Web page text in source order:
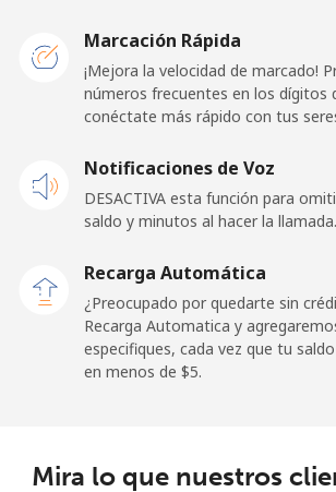
Celular ⁦1.5¢⁩
⁦$5⁩
Línea fija ⁦33.9¢⁩
14
⁦27.5¢⁩
Gibraltar
Celular ⁦21.5¢⁩
23
Marcación Rápida
¡Mejora la velocidad de marcado!
números frecuentes en los dígitos
conéctate más rápido con tus
Notificaciones de Voz
DESACTIVA esta función para
saldo y minutos al hacer la llamada.
Recarga Automática
¿Preocupado por quedarte sin
Recarga Automatica y
especifiques, cada vez que tu
en menos de ⁦$5⁩.
Mira lo que nuestros